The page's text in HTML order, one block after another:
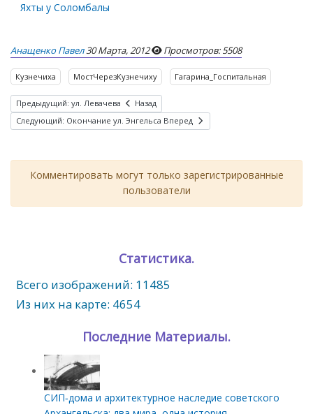
Яхты у Соломбалы
Анащенко Павел30 Марта, 2012 Просмотров: 5508
Кузнечиха МостЧерезКузнечиху Гагарина_Госпитальная
Предыдущий: ул. Левачева
Назад
Следующий: Окончание ул. Энгельса Вперед
Комментировать могут только зарегистрированные
пользователи
Статистика.
Всего изображений: 11485
Из них на карте: 4654
Последние Материалы.
СИП‑дома и архитектурное наследие советского